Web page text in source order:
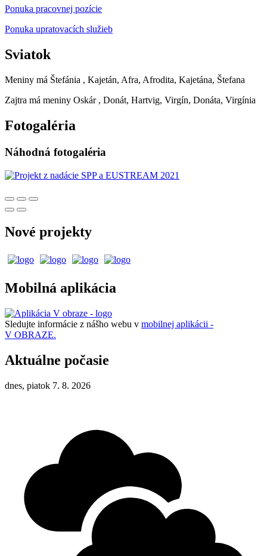
Ponuka pracovnej pozície
Ponuka upratovacích služieb
Sviatok
Meniny má Štefánia , Kajetán, Afra, Afrodita, Kajetána, Štefana
Zajtra má meniny Oskár , Donát, Hartvig, Virgín, Donáta, Virgínia
Fotogaléria
Náhodná fotogaléria
Nové projekty
Mobilná aplikácia
Sledujte informácie z nášho webu v mobilnej aplikácii -
V OBRAZE.
Aktuálne počasie
dnes, piatok 7. 8. 2026